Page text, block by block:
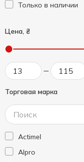
Только в наличии
Цена, ₴
Торговая марка
Actimel
Alpro